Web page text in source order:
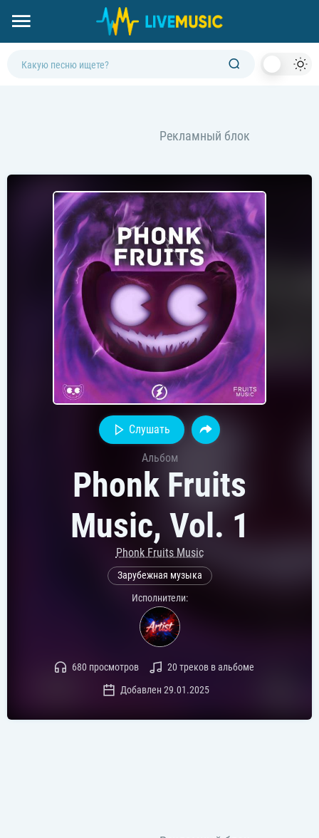
Слушать
Альбом
Phonk Fruits
Music, Vol. 1
Phonk Fruits Music
Зарубежная музыка
Исполнители:
680 просмотров
20 треков в альбоме
Добавлен 29.01.2025